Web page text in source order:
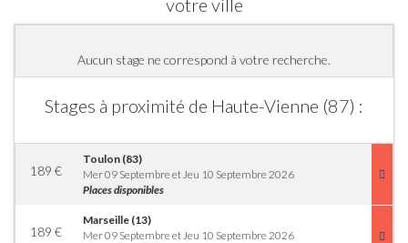
votre ville
Aucun stage ne correspond à votre recherche.
Stages à proximité de Haute-Vienne (87) :
189 €
Toulon (83)
Mer 09 Septembre et Jeu 10 Septembre 2026
Places disponibles
189 €
Marseille (13)
Mer 09 Septembre et Jeu 10 Septembre 2026